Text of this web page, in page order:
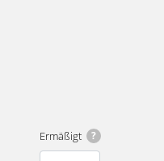
?
Ermäßigt